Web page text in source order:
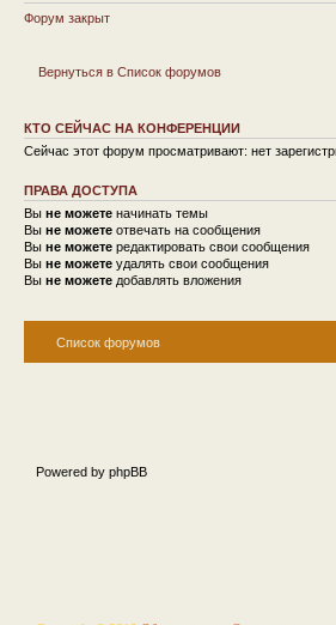
Форум закрыт
Вернуться в Список форумов
КТО СЕЙЧАС НА КОНФЕРЕНЦИИ
Сейчас этот форум просматривают: нет
ПРАВА ДОСТУПА
Вы не можете начинать темы
Вы не можете отвечать на сообщения
Вы не можете редактировать свои сообщения
Вы не можете удалять свои сообщения
Вы не можете добавлять вложения
Список форумов
Powered by phpBB